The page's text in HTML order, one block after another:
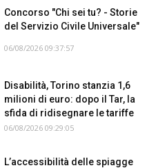
Concorso "Chi sei tu? - Storie
del Servizio Civile Universale"
06/08/2026 09:37:57
Disabilità, Torino stanzia 1,6
milioni di euro: dopo il Tar, la
sfida di ridisegnare le tariffe
06/08/2026 09:29:05
L’accessibilità delle spiagge